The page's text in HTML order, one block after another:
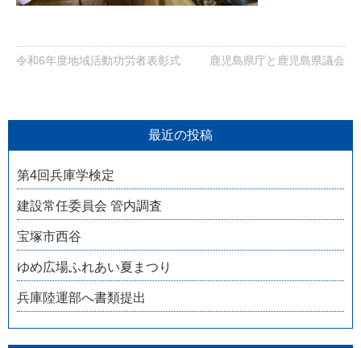
令和6年度地域活動功労者表彰式 鹿児島県庁と鹿児島県議会
最近の投稿
第4回兵庫学検定
建設常任委員会 管内調査
宝塚市西谷
ゆめ広場ふれあい夏まつり
兵庫陸運部へ書類提出